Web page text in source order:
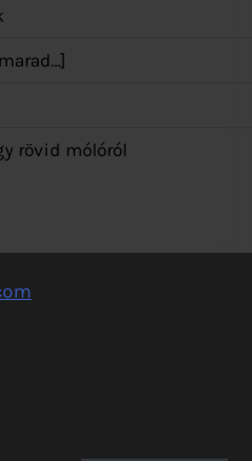
rövid mólóról